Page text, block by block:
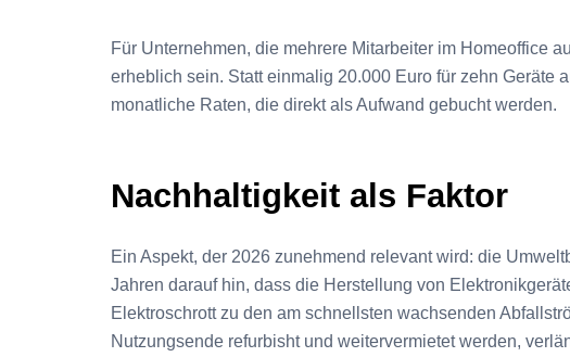
Für Unternehmen, die mehrere Mitarbeiter im Homeoffice
erheblich sein. Statt einmalig 20.000 Euro für zehn Geräte
monatliche Raten, die direkt als Aufwand gebucht werden.
Nachhaltigkeit als Faktor
Ein Aspekt, der 2026 zunehmend relevant wird: die
Jahren darauf hin, dass die Herstellung von
Elektroschrott zu den am schnellsten wachsenden
Nutzungsende refurbisht und weitervermietet werden,